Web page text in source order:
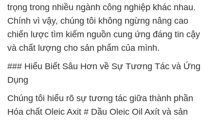
trọng trong nhiều ngành công nghiệp khác nhau.
Chính vì vậy, chúng tôi không ngừng nâng cao
chiến lược tìm kiếm nguồn cung ứng đáng tin cậy
và chất lượng cho sản phẩm của mình.
### Hiểu Biết Sâu Hơn về Sự Tương Tác và Ứng
Dụng
Chúng tôi hiểu rõ sự tương tác giữa thành phần
Hóa chất Oleic Axit # Dầu Oleic Oil Axít và sản